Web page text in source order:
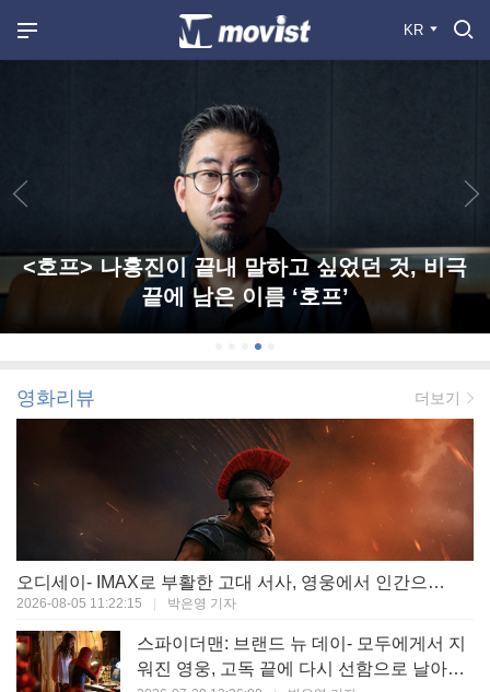
KR
<호프> 나홍진이 끝내 말하고 싶었던 것, 비극
끝에 남은 이름 ‘호프’
영화리뷰 더보기
오디세이- IMAX로 부활한 고대 서사, 영웅에서 인간으로의 귀환 (오락성 9 | 작품성 9)
2026-08-05 11:22:15 박은영 기자
스파이더맨: 브랜드 뉴 데이- 모두에게서 지
워진 영웅, 고독 끝에 다시 선함으로 날아오